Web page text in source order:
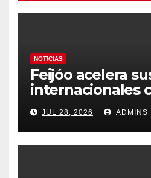
NOTICIAS
Feijóo acelera
internacionales
Latinoamérica
prioritario en su
gobierno
JUL 28, 2026 ADMINS